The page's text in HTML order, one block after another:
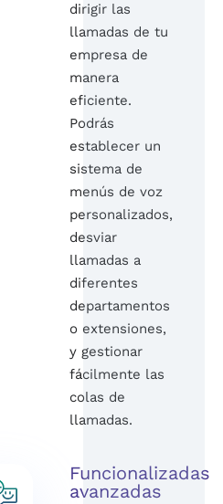
dirigir las
llamadas de tu
empresa de
manera
eficiente.
Podrás
establecer un
sistema de
menús de voz
personalizados,
desviar
llamadas a
diferentes
departamentos
o extensiones,
y gestionar
fácilmente las
colas de
llamadas.
Funcionalizadas
avanzadas